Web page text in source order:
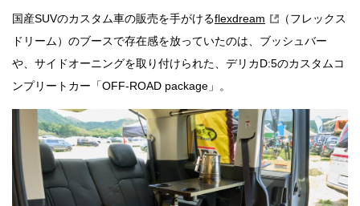
国産SUVのカスタム車の販売を手がけるflexdream
（フレックス
ドリーム）のブースで存在感を放っていたのは、ブッシュバー
や、サイドオーニングを取り付けられた、デリカD:5のカスタムコ
ンプリートカー「OFF-ROAD package」。